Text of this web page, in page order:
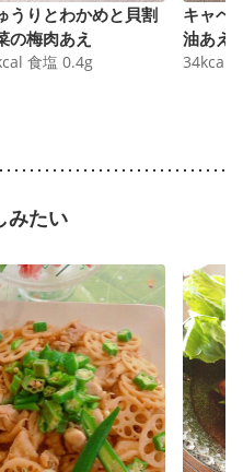
うりとわかめと貝割
の梅肉あえ
食塩 0.4g
キャベ
油あえ
34kcal
みたい